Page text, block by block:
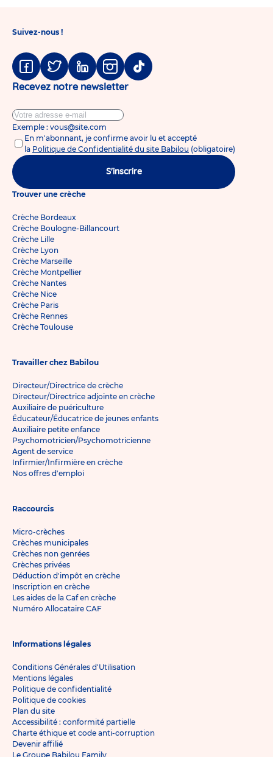
Suivez-nous !
Facebook
TwitterLinkedinInstagram
Tiktok
Recevez notre newsletter
Exemple : vous@site.com
En m'abonnant, je confirme avoir lu et accepté
la Politique de Confidentialité du site Babilou (obligatoire)
S'inscrire
Trouver une crèche
Crèche Bordeaux
Crèche Boulogne-Billancourt
Crèche Lille
Crèche Lyon
Crèche Marseille
Crèche Montpellier
Crèche Nantes
Crèche Nice
Crèche Paris
Crèche Rennes
Crèche Toulouse
Travailler chez Babilou
Directeur/Directrice de crèche
Directeur/Directrice adjointe en crèche
Auxiliaire de puériculture
Éducateur/Éducatrice de jeunes enfants
Auxiliaire petite enfance
Psychomotricien/Psychomotricienne
Agent de service
Infirmier/Infirmière en crèche
Nos offres d'emploi
Raccourcis
Micro-crèches
Crèches municipales
Crèches non genrées
Crèches privées
Déduction d'impôt en crèche
Inscription en crèche
Les aides de la Caf en crèche
Numéro Allocataire CAF
Informations légales
Conditions Générales d'Utilisation
Mentions légales
Politique de confidentialité
Politique de cookies
Plan du site
Accessibilité : conformité partielle
Charte éthique et code anti-corruption
Devenir affilié
Le Groupe Babilou Family